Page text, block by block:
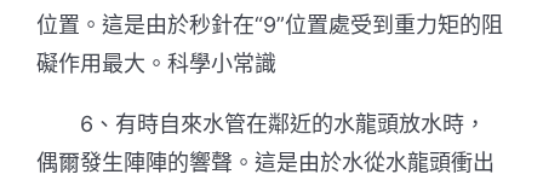
位置。這是由於秒針在“9”位置處受到重力矩的阻
礙作用最大。科學小常識
6、有時自來水管在鄰近的水龍頭放水時，
偶爾發生陣陣的響聲。這是由於水從水龍頭衝出